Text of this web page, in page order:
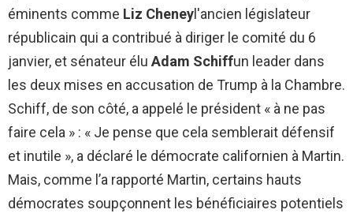
éminents comme Liz Cheneyl'ancien législateur
républicain qui a contribué à diriger le comité du 6
janvier, et sénateur élu Adam Schiffun leader dans
les deux mises en accusation de Trump à la Chambre.
Schiff, de son côté, a appelé le président « à ne pas
faire cela » : « Je pense que cela semblerait défensif
et inutile », a déclaré le démocrate californien à Martin.
Mais, comme l’a rapporté Martin, certains hauts
démocrates soupçonnent les bénéficiaires potentiels